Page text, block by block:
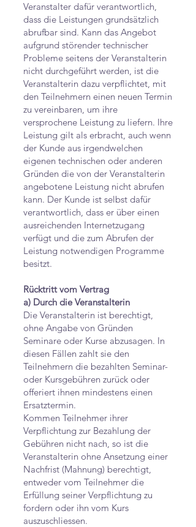
Veranstalter dafür verantwortlich,
dass die Leistungen grundsätzlich
abrufbar sind. Kann das Angebot
aufgrund störender technischer
Probleme seitens der Veranstalterin
nicht durchgeführt werden, ist die
Veranstalterin dazu verpflichtet, mit
den Teilnehmern einen neuen Termin
zu vereinbaren, um ihre
versprochene Leistung zu liefern. Ihre
Leistung gilt als erbracht, auch wenn
der Kunde aus irgendwelchen
eigenen technischen oder anderen
Gründen die von der Veranstalterin
angebotene Leistung nicht abrufen
kann. Der Kunde ist selbst dafür
verantwortlich, dass er über einen
ausreichenden Internetzugang
verfügt und die zum Abrufen der
Leistung notwendigen Programme
besitzt.
Rücktritt vom Vertrag
a) Durch die Veranstalterin
Die Veranstalterin ist berechtigt,
ohne Angabe von Gründen
Seminare oder Kurse abzusagen. In
diesen Fällen zahlt sie den
Teilnehmern die bezahlten Seminar-
oder Kursgebühren zurück oder
offeriert ihnen mindestens einen
Ersatztermin.
Kommen Teilnehmer ihrer
Verpflichtung zur Bezahlung der
Gebühren nicht nach, so ist die
Veranstalterin ohne Ansetzung einer
Nachfrist (Mahnung) berechtigt,
entweder vom Teilnehmer die
Erfüllung seiner Verpflichtung zu
fordern oder ihn vom Kurs
auszuschliessen.